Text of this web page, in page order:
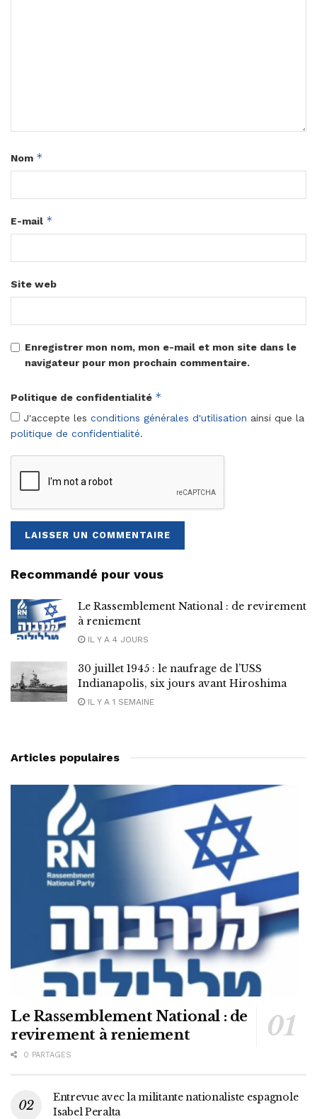
Nom *
E-mail *
Site web
Enregistrer mon nom, mon e-mail et mon site dans le
navigateur pour mon prochain commentaire.
Politique de confidentialité *
J'accepte les conditions générales d'utilisation ainsi que la
politique de confidentialité.
Recommandé pour vous
Le Rassemblement National : de revirement
à reniement
IL Y A 4 JOURS
30 juillet 1945 : le naufrage de l’USS
Indianapolis, six jours avant Hiroshima
IL Y A 1 SEMAINE
Articles populaires
Le Rassemblement National : de
revirement à reniement
0 PARTAGES
Entrevue avec la militante nationaliste espagnole
Isabel Peralta